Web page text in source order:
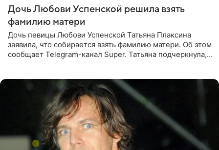
Дочь Любови Успенской решила взять
фамилию матери
Дочь певицы Любови Успенской Татьяна Плаксина
заявила, что собирается взять фамилию матери. Об этом
сообщает Telegram-канал Super. Татьяна подчеркнула,